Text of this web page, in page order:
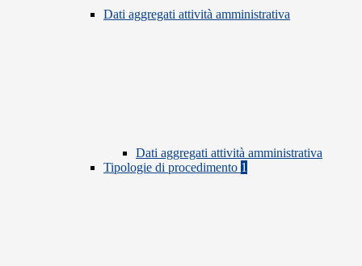
Dati aggregati attività amministrativa
Dati aggregati attività amministrativa
Tipologie di procedimento 1